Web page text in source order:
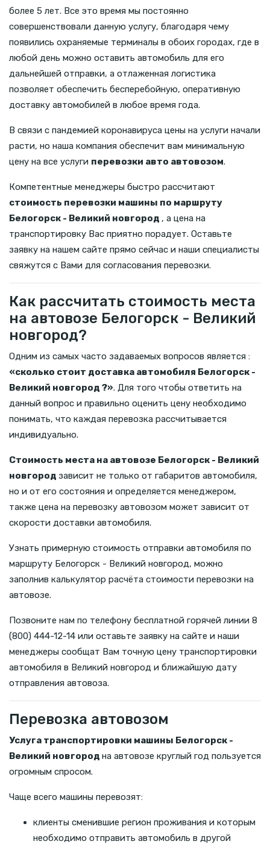
более 5 лет. Все это время мы постоянно
совершенствовали данную услугу, благодаря чему
появились охраняемые терминалы в обоих городах, где в
любой день можно оставить автомобиль для его
дальнейшей отправки, а отлаженная логистика
позволяет обеспечить бесперебойную, оперативную
доставку автомобилей в любое время года.
В связи с пандемией коронавируса цены на услуги начали
расти, но наша компания обеспечит вам минимальную
цену на все услуги перевозки авто автовозом.
Компетентные менеджеры быстро рассчитают
стоимость перевозки машины по маршруту
Белогорск - Великий новгород , а цена на
транспортировку Вас приятно порадует. Оставьте
заявку на нашем сайте прямо сейчас и наши специалисты
свяжутся с Вами для согласования перевозки.
Как рассчитать стоимость места
на автовозе Белогорск - Великий
новгород?
Одним из самых часто задаваемых вопросов является :
«сколько стоит доставка автомобиля Белогорск -
Великий новгород ?». Для того чтобы ответить на
данный вопрос и правильно оценить цену необходимо
понимать, что каждая перевозка рассчитывается
индивидуально.
Стоимость места на автовозе Белогорск - Великий
новгород зависит не только от габаритов автомобиля,
но и от его состояния и определяется менеджером,
также цена на перевозку автовозом может зависит от
скорости доставки автомобиля.
Узнать примерную стоимость отправки автомобиля по
маршруту Белогорск - Великий новгород, можно
заполнив калькулятор расчёта стоимости перевозки на
автовозе.
Позвоните нам по телефону бесплатной горячей линии 8
(800) 444-12-14 или оставьте заявку на сайте и наши
менеджеры сообщат Вам точную цену транспортировки
автомобиля в Великий новгород и ближайшую дату
отправления автовоза.
Перевозка автовозом
Услуга транспортировки машины Белогорск -
Великий новгород на автовозе круглый год пользуется
огромным спросом.
Чаще всего машины перевозят:
клиенты сменившие регион проживания и которым
необходимо отправить автомобиль в другой